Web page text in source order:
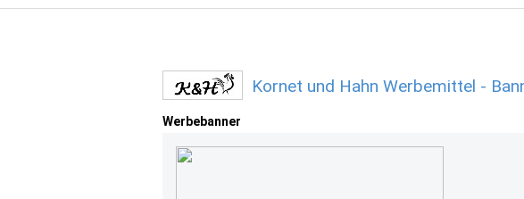
Kornet und Hahn Werbemittel -
Werbebanner